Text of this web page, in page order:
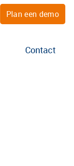
Plan een demo
Contact